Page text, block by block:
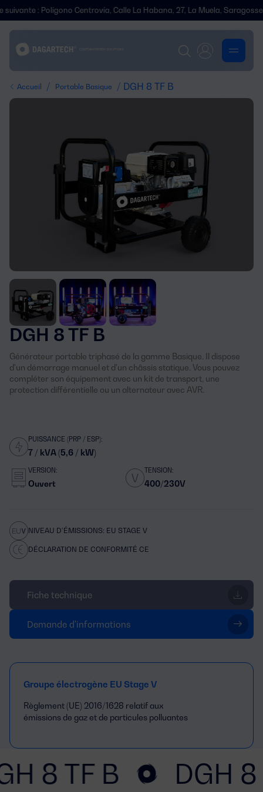
: Polígono Centrovía, Calle La Habana, 27, La Muela, Saragosse.
Accueil / Portable Basique / DGH 8 TF B
DGH 8 TF B
Générateur portable triphasé de la gamme Basique. Il dispose
d'un démarrage manuel et d'un châssis statique. Vous pouvez
compléter son équipement avec un kit de transport, une
protection différentielle ou un alternateur avec AVR.
PUISSANCE (PRP / ESP):
7 / kVA (5,6 / kW)
VERSION:
Ouvert
TENSION:
400/230V
NIVEAU D’ÉMISSIONS: EU STAGE V
DÉCLARATION DE CONFORMITÉ CE
Fiche technique
Demande d'informations
Groupe électrogène EU Stage V
Règlement (UE) 2016/1628 relatif aux
émissions de gaz et de particules polluantes
8 TF B DGH 8